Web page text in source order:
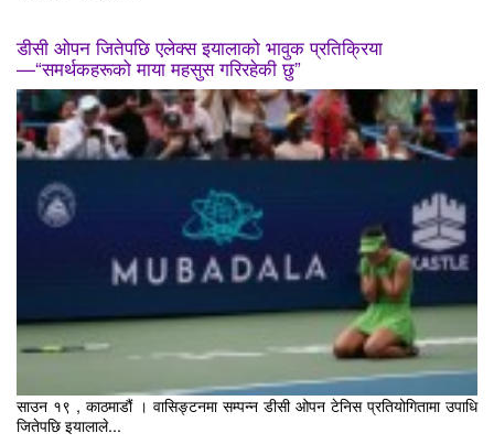
डीसी ओपन जितेपछि एलेक्स इयालाको भावुक प्रतिक्रिया
—“समर्थकहरूको माया महसुस गरिरहेकी छु”
साउन १९ , काठमाडौं । वासिङ्टनमा सम्पन्न डीसी ओपन टेनिस प्रतियोगितामा उपाधि
जितेपछि इयालाले...